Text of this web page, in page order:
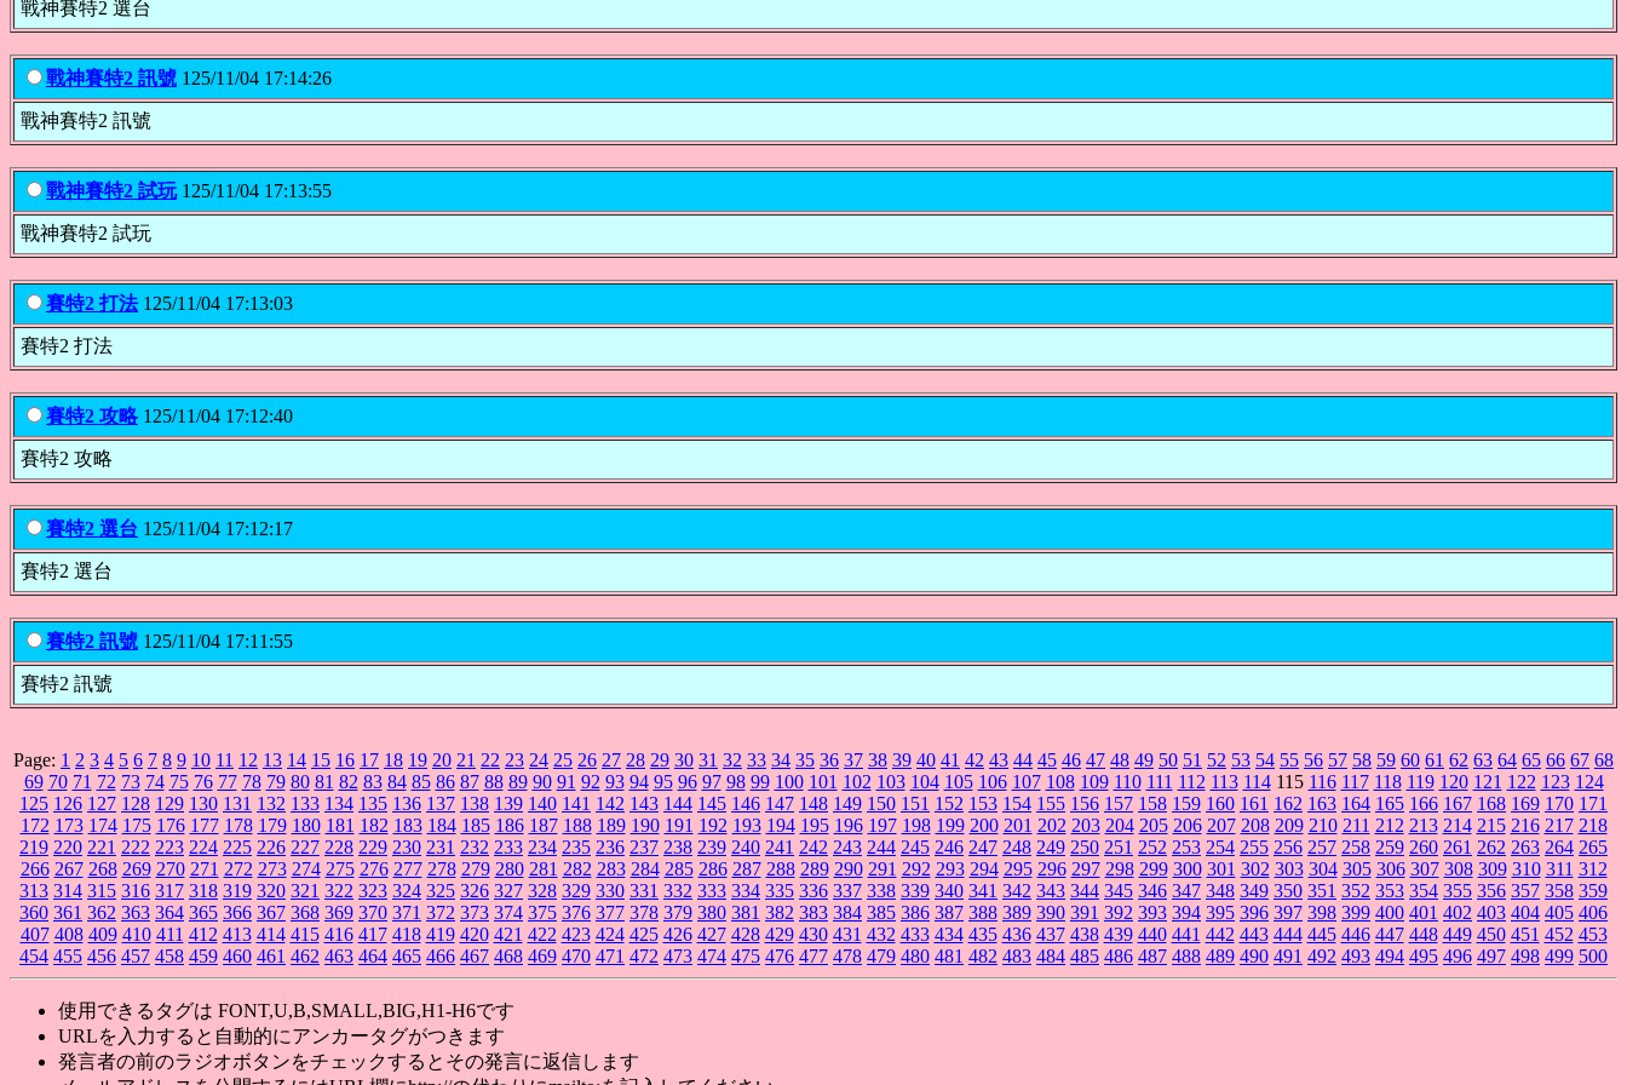
戰神賽特2 選台
戰神賽特2 訊號 125/11/04 17:14:26
戰神賽特2 訊號
戰神賽特2 試玩125/11/04 17:13:55
戰神賽特2 試玩
賽特2 打法125/11/04 17:13:03
賽特2 打法
賽特2 攻略125/11/04 17:12:40
賽特2 攻略
賽特2 選台 125/11/04 17:12:17
賽特2 選台
賽特2 訊號 125/11/04 17:11:55
賽特2 訊號
Page: 1 2 3 4 5 6 7 8 9 10 11 12 13 14 15 16 17 18 19 20 21 22 23 24 25 26 27 28 29 30 31 32 33 34 35 36 37 38 39 40 41 42 43 44 45 46 47 48 49 50 51 52 53 54 55 56 57 58 59 60 61 62 63 64 65 66 67 68
69 70 71 72 73 74 75 76 77 78 79 80 81 82 83 84 85 86 87 88 89 90 91 92 93 94 95 96 97 98 99 100 101 102 103 104 105 106 107 108 109 110 111 112 113 114 115 116 117 118 119 120 121 122 123 124
125 126 127 128 129 130 131 132 133 134 135 136 137 138 139 140 141 142 143 144 145 146 147 148 149 150 151 152 153 154 155 156 157 158 159 160 161 162 163 164 165 166 167 168 169 170 171
172 173 174 175 176 177 178 179 180 181 182 183 184 185 186 187 188 189 190 191 192 193 194 195 196 197 198 199 200 201 202 203 204 205 206 207 208 209 210 211 212 213 214 215 216 217 218
219 220 221 222 223 224 225 226 227 228 229 230 231 232 233 234 235 236 237 238 239 240 241 242 243 244 245 246 247 248 249 250 251 252 253 254 255 256 257 258 259 260 261 262 263 264 265
266 267 268 269 270 271 272 273 274 275 276 277 278 279 280 281 282 283 284 285 286 287 288 289 290 291 292 293 294 295 296 297 298 299 300 301 302 303 304 305 306 307 308 309 310 311 312
313 314 315 316 317 318 319 320 321 322 323 324 325 326 327 328 329 330 331 332 333 334 335 336 337 338 339 340 341 342 343 344 345 346 347 348 349 350 351 352 353 354 355 356 357 358 359
360 361 362 363 364 365 366 367 368 369 370 371 372 373 374 375 376 377 378 379 380 381 382 383 384 385 386 387 388 389 390 391 392 393 394 395 396 397 398 399 400 401 402 403 404 405 406
407 408 409 410 411 412 413 414 415 416 417 418 419 420 421 422 423 424 425 426 427 428 429 430 431 432 433 434 435 436 437 438 439 440 441 442 443 444 445 446 447 448 449 450 451 452 453
454 455 456 457 458 459 460 461 462 463 464 465 466 467 468 469 470 471 472 473 474 475 476 477 478 479 480 481 482 483 484 485 486 487 488 489 490 491 492 493 494 495 496 497 498 499 500
使用できるタグは FONT,U,B,SMALL,BIG,H1-H6です
URLを入力すると自動的にアンカータグがつきます
発言者の前のラジオボタンをチェックするとその発言に返信します